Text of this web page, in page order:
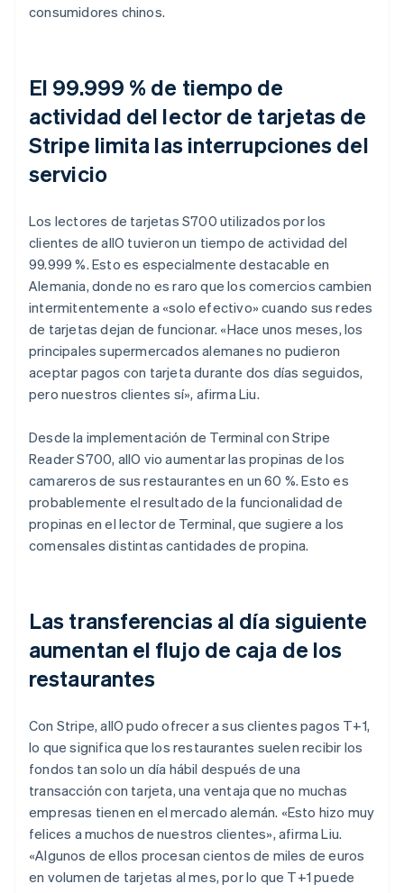
consumidores chinos.
El 99.999 % de tiempo de
actividad del lector de tarjetas de
Stripe limita las interrupciones del
servicio
Los lectores de tarjetas S700 utilizados por los
clientes de allO tuvieron un tiempo de actividad del
99.999 %. Esto es especialmente destacable en
Alemania, donde no es raro que los comercios cambien
intermitentemente a «solo efectivo» cuando sus redes
de tarjetas dejan de funcionar. «Hace unos meses, los
principales supermercados alemanes no pudieron
aceptar pagos con tarjeta durante dos días seguidos,
pero nuestros clientes sí», afirma Liu.
Desde la implementación de Terminal con Stripe
Reader S700, allO vio aumentar las propinas de los
camareros de sus restaurantes en un 60 %. Esto es
probablemente el resultado de la funcionalidad de
propinas en el lector de Terminal, que sugiere a los
comensales distintas cantidades de propina.
Las transferencias al día siguiente
aumentan el flujo de caja de los
restaurantes
Con Stripe, allO pudo ofrecer a sus clientes pagos T+1,
lo que significa que los restaurantes suelen recibir los
fondos tan solo un día hábil después de una
transacción con tarjeta, una ventaja que no muchas
empresas tienen en el mercado alemán. «Esto hizo muy
felices a muchos de nuestros clientes», afirma Liu.
«Algunos de ellos procesan cientos de miles de euros
en volumen de tarjetas al mes, por lo que T+1 puede